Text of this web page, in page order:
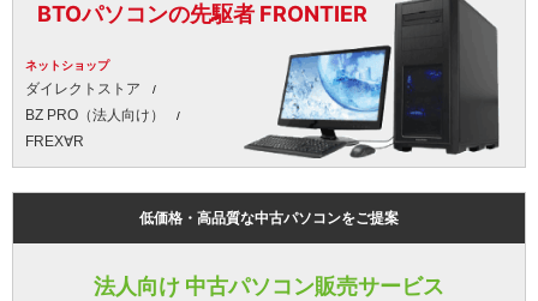
BTOパソコンの先駆者 FRONTIER
ネットショップ
ダイレクトストア
BZ PRO（法人向け）
FREX∀R
低価格・高品質な中古パソコンをご提案
法人向け 中古パソコン販売サービス